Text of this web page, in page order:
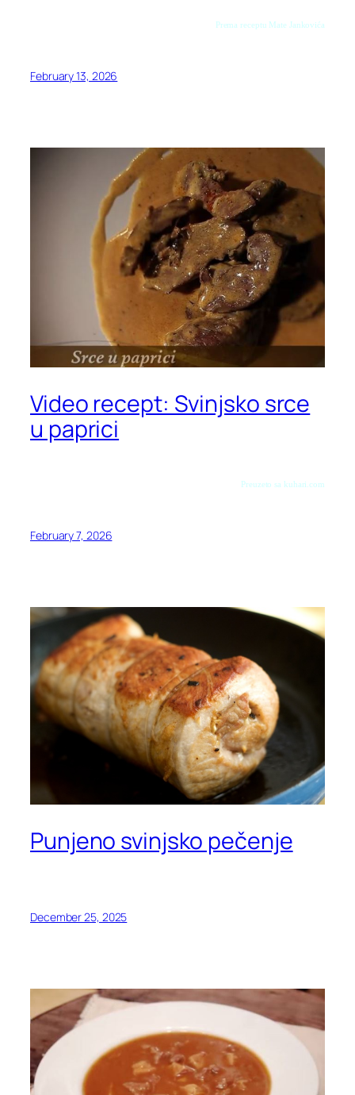
Prema receptu Mate Jankovića
February 13, 2026
Video recept: Svinjsko srce
u paprici
Preuzeto sa kuhari.com
February 7, 2026
Punjeno svinjsko pečenje
December 25, 2025